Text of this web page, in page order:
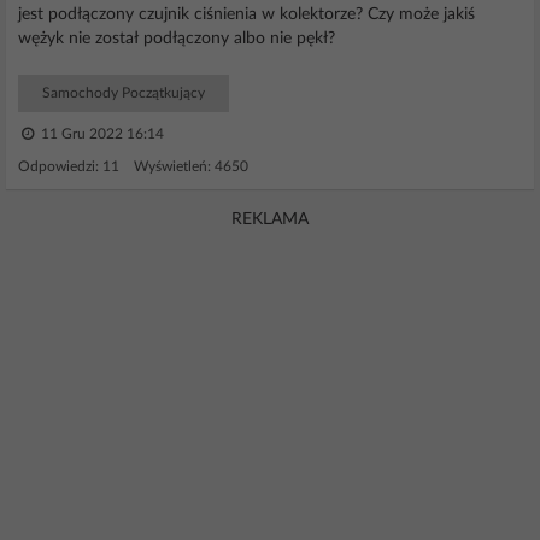
jest podłączony czujnik ciśnienia w kolektorze? Czy może jakiś
wężyk nie został podłączony albo nie pękł?
Samochody Początkujący
11 Gru 2022 16:14
Odpowiedzi: 11 Wyświetleń: 4650
REKLAMA